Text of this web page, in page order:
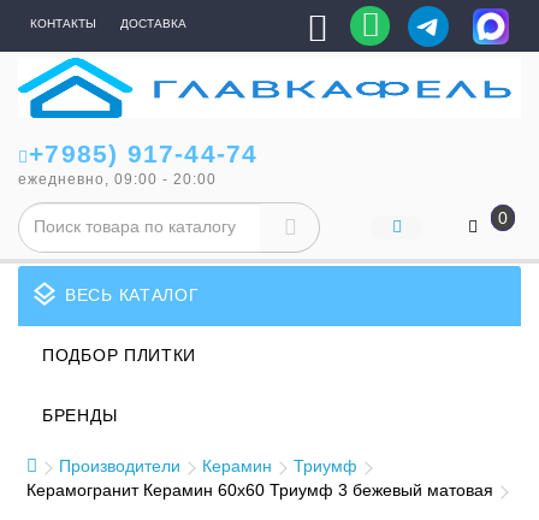
КОНТАКТЫ ДОСТАВКА
+7985) 917-44-74
ежедневно, 09:00 - 20:00
0
layers ВЕСЬ КАТАЛОГ
ПОДБОР ПЛИТКИ
БРЕНДЫ
Производители Керамин
Триумф
Керамогранит Керамин 60x60 Триумф 3 бежевый матовая